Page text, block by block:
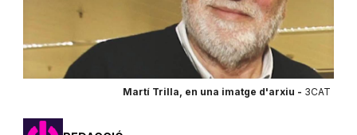
Martí Trilla, en una imatge d'arxiu - 3CAT